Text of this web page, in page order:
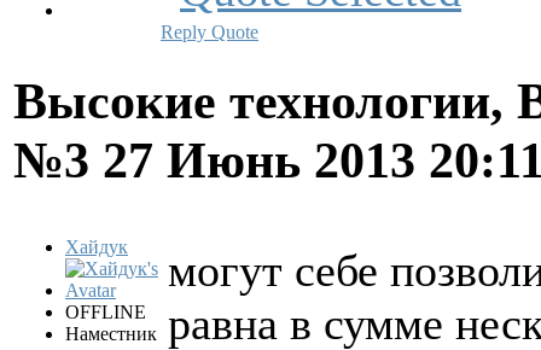
Reply Quote
Высокие технологии,
№3 27 Июнь 2013
Хайдук
OFFLINE
Наместник
могут себе
равна в сумме